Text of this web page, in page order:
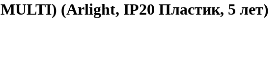
(Arlight, IP20 Пластик, 5 лет)